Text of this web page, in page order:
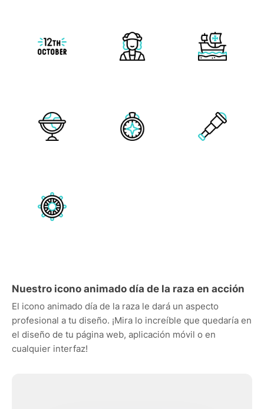
Nuestro icono animado día de la raza en acción
El icono animado día de la raza le dará un aspecto
profesional a tu diseño. ¡Mira lo increíble que quedaría en
el diseño de tu página web, aplicación móvil o en
cualquier interfaz!